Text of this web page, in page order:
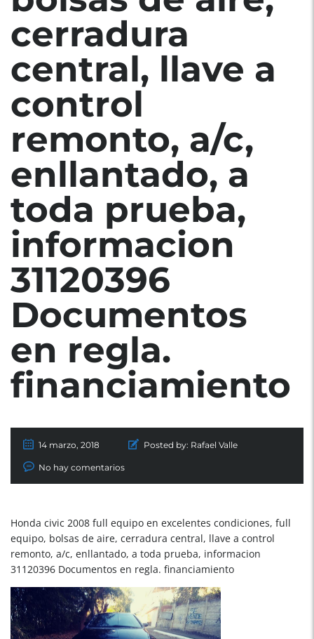
cerradura
central, llave a
control
remonto, a/c,
enllantado, a
toda prueba,
informacion
31120396
Documentos
en regla.
financiamiento
14 marzo, 2018 Posted by: Rafael Valle
No hay comentarios
Honda civic 2008 full equipo en excelentes condiciones, full
equipo, bolsas de aire, cerradura central, llave a control
remonto, a/c, enllantado, a toda prueba, informacion
31120396 Documentos en regla. financiamiento